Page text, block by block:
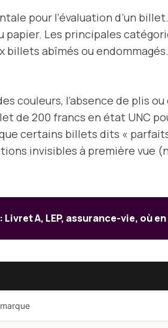
pour l’évaluation d’un
Les principales
billets abîmés ou
couleurs, l’absence de plis
de 200 francs en état UNC
certains billets dits «
invisibles à première vue
Livret A, LEP, assurance-vie, où